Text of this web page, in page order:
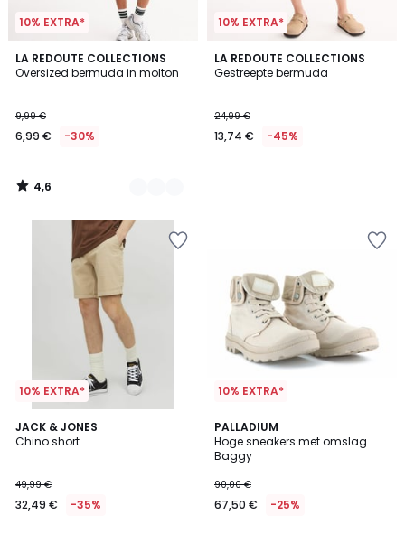
10% EXTRA*
LA REDOUTE COLLECTIONS
Oversized bermuda in molton
9,99 €
6,99 € -30%
4,6
/ 5
5
Kleuren
4,6
/
10% EXTRA*
LA REDOUTE COLLECTIONS
Gestreepte bermuda
24,99 €
13,74 € -45%
10% EXTRA*
JACK & JONES
Chino short
49,99 €
32,49 € -35%
5
/
3
Kleuren
10% EXTRA*
PALLADIUM
Hoge sneakers met omslag
Baggy
90,00 €
67,50 € -25%
2
Kleuren